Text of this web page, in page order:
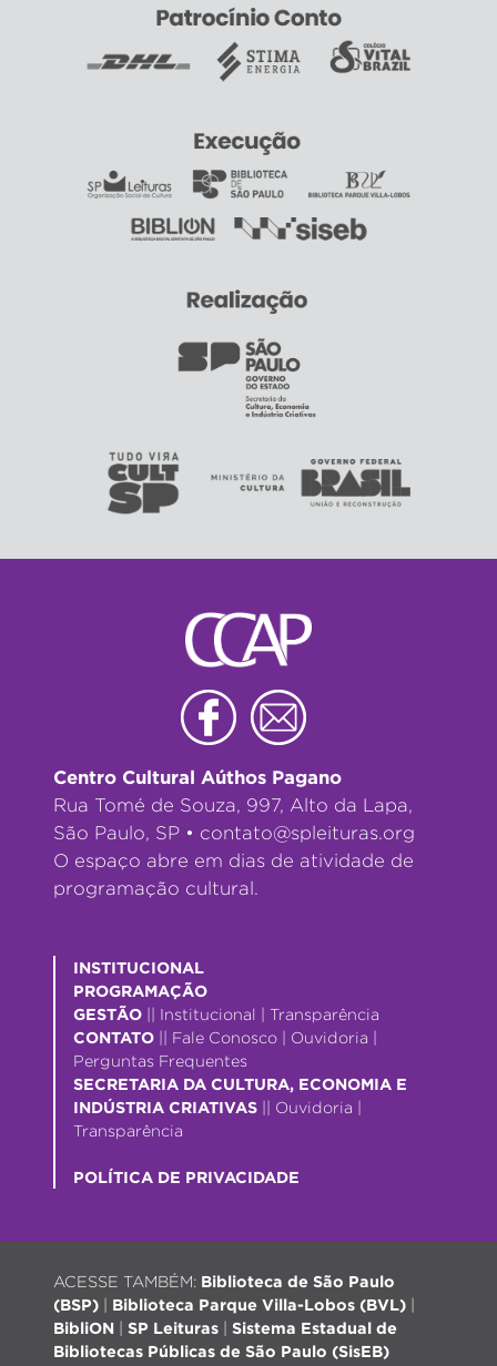
Centro Cultural Aúthos Pagano
Rua Tomé de Souza, 997, Alto da Lapa,
São Paulo, SP • contato@spleituras.org
O espaço abre em dias de atividade de
programação cultural.
INSTITUCIONAL
PROGRAMAÇÃO
GESTÃO
Institucional
Transparência
CONTATO
Fale Conosco Ouvidoria
Perguntas Frequentes
SECRETARIA DA CULTURA, ECONOMIA E
INDÚSTRIA CRIATIVAS
Ouvidoria
Transparência
POLÍTICA DE PRIVACIDADE
ACESSE TAMBÉM: Biblioteca de São Paulo
(BSP)
Biblioteca Parque Villa-Lobos (BVL)
BibliON
SP Leituras
Sistema Estadual de
Bibliotecas Públicas de São Paulo (SisEB)